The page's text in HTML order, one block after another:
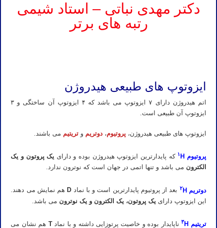
دکتر مهدی نباتی – استاد شیمی
رتبه های برتر
ایزوتوپ های طبیعی هیدروژن
اتم هیدروژن دارای ۷ ایزوتوپ می باشد که ۴ ایزوتوپ آن ساختگی و ۳
ایزوتوپ آن طبیعی است.
ایزوتوپ های طبیعی هیدروژن، پروتیوم،دوتریم وتریتیم می باشند.
پروتیوم ۱H که پایدارترین ایزوتوپ هیدروژن بوده و دارای یک پروتون و یک
الکترون می باشد و تنها اتمی در جهان است که نوترون ندارد.
دوتریم ۲H بعد از پروتیوم پایدارترین است و با نماد D هم نمایش می دهند.
این ایزوتوپ دارای یک پروتون، یک الکترون و یک نوترون می باشد.
تریتیم ۳H ناپایدار بوده و خاصیت پرتوزایی داشته و با نمادT هم نشان می